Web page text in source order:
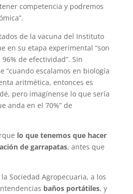
competencia y podremos
de la vacuna del Instituto
en su etapa experimental “son
de efectividad”. Sin
“cuando escalamos en biología
aritmética, entonces es
pero imagínense lo que sería
anda en el 70%” de
lo que tenemos que hacer
de garrapatas, antes que
Sociedad Agropecuaria, a los
baños portátiles, y